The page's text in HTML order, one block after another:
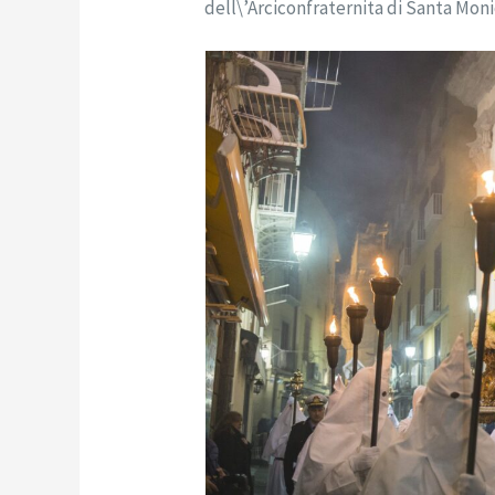
dell\’Arciconfraternita di Santa